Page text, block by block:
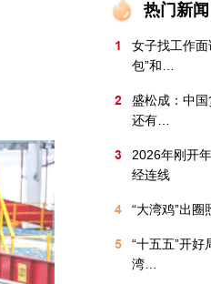
热门新闻
1
女子找工作
包”和…
2
盛松成：中国
还有…
3
2026年刚开
经连线
4 “大湾鸡”出圈
5
“十五五”开
湾…